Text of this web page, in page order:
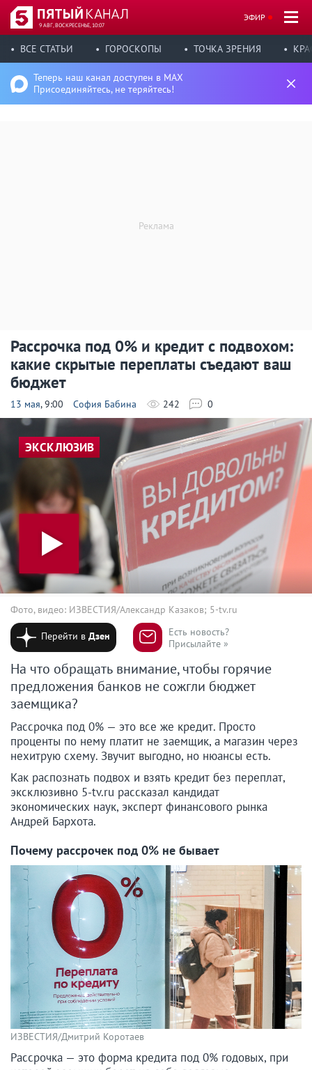
9 АВГ, ВОСКРЕСЕНЬЕ, 10:07
ЭФИР
ВСЕ СТАТЬИ ГОРОСКОПЫ ТОЧКА ЗРЕНИЯ
Теперь наш канал доступен в MAX
Присоединяйтесь, не теряйтесь!
Рассрочка под 0% и кредит с подвохом:
какие скрытые переплаты съедают ваш
бюджет
13 мая, 9:00 София Бабина 242 0
ЭКСКЛЮЗИВ
Фото, видео: ИЗВЕСТИЯ/Александр Казаков; 5-tv.ru
Перейти вДзен
Есть новость?
Присылайте »
На что обращать внимание, чтобы горячие
предложения банков не сожгли бюджет
заемщика?
Рассрочка под 0% — это все же кредит. Просто
проценты по нему платит не заемщик, а магазин через
нехитрую схему. Звучит выгодно, но нюансы есть.
Как распознать подвох и взять кредит без переплат,
эксклюзивно 5-tv.ru рассказал кандидат
экономических наук, эксперт финансового рынка
Андрей Бархота.
Почему рассрочек под 0% не бывает
ИЗВЕСТИЯ/Дмитрий Коротаев
Рассрочка — это форма кредита под 0% годовых, при